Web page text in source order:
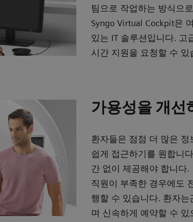
팀으로 작업하는 방식으
Syngo Virtual Cockpit은
있는 IT 솔루션입니다. 고
시간 지원을 요청할 수 있
가용성을 개선
환자들은 점점 더 많은
쉽게 접근하기를 원합니
간 없이 제공해야 합니다.
직원이 부족한 경우에도
행할 수 있습니다. 환자
며 신속하게 예약할 수